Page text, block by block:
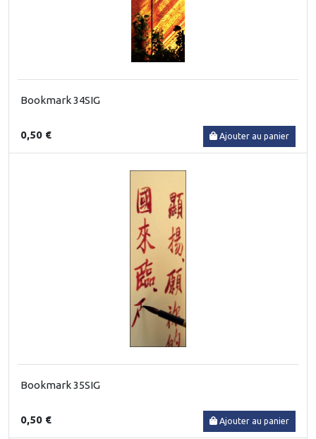
Bookmark 34SIG
0,50 € Ajouter au panier
Bookmark 35SIG
0,50 € Ajouter au panier